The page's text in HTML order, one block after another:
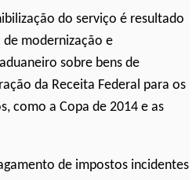
do serviço é resultado
modernização e
sobre bens de
da Receita Federal para os
como a Copa de 2014 e as
de impostos incidentes